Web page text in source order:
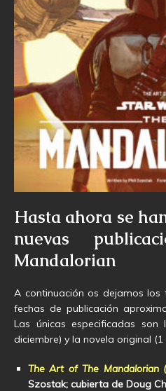
Hasta ahora se
nuevas
Mandalorian
A continuación os dejamos
fechas de publicación
Las únicas especificadas
diciembre) y la novela original (1
The Art of The Mandalorian
Szostak; cubierta de Doug